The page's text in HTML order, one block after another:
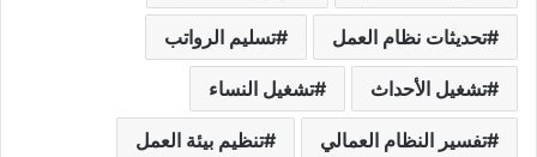
تحديثات نظام العمل تسليم الرواتب
تشغيل الأحداث تشغيل النساء
تفسير النظام العمالي تنظيم بيئة العمل